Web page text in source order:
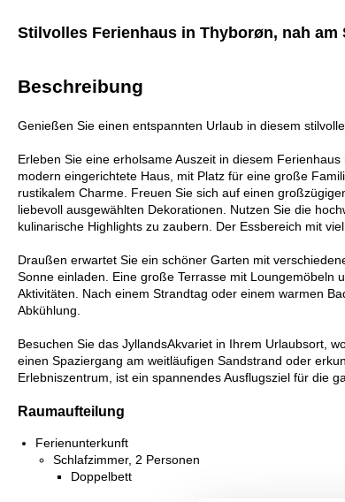
Stilvolles Ferienhaus in Thyborøn, nah
Beschreibung
Genießen Sie einen entspannten Urlaub in diesem
Erleben Sie eine erholsame Auszeit in diesem
modern eingerichtete Haus, mit Platz für eine große
rustikalem Charme. Freuen Sie sich auf einen
liebevoll ausgewählten Dekorationen. Nutzen Sie die
kulinarische Highlights zu zaubern. Der Essbereich mit
Draußen erwartet Sie ein schöner Garten mit
Sonne einladen. Eine große Terrasse mit Loungemöbeln
Aktivitäten. Nach einem Strandtag oder einem warmen
Abkühlung.
Besuchen Sie das JyllandsAkvariet in Ihrem Urlaubsort,
einen Spaziergang am weitläufigen Sandstrand oder
Erlebniszentrum, ist ein spannendes Ausflugsziel für die
Raumaufteilung
Ferienunterkunft
Schlafzimmer, 2 Personen
Doppelbett